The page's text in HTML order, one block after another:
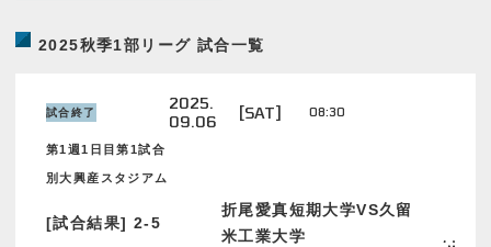
2025秋季1部リーグ 試合一覧
試合終了
2025.
09.06
[SAT] 08:30
第1週1日目第1試合
別大興産スタジアム
[試合結果] 2-5
折尾愛真短期大学VS久留
米工業大学